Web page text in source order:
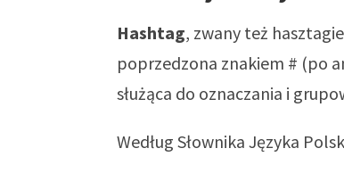
Hashtag, zwany też
poprzedzona znakiem # (po
służąca do oznaczania i
Według Słownika Języka